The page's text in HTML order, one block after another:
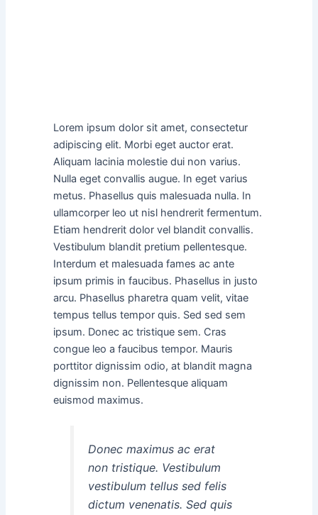
Lorem ipsum dolor sit amet, consectetur
adipiscing elit. Morbi eget auctor erat.
Aliquam lacinia molestie dui non varius.
Nulla eget convallis augue. In eget varius
metus. Phasellus quis malesuada nulla. In
ullamcorper leo ut nisl hendrerit fermentum.
Etiam hendrerit dolor vel blandit convallis.
Vestibulum blandit pretium pellentesque.
Interdum et malesuada fames ac ante
ipsum primis in faucibus. Phasellus in justo
arcu. Phasellus pharetra quam velit, vitae
tempus tellus tempor quis. Sed sed sem
ipsum. Donec ac tristique sem. Cras
congue leo a faucibus tempor. Mauris
porttitor dignissim odio, at blandit magna
dignissim non. Pellentesque aliquam
euismod maximus.
Donec maximus ac erat
non tristique. Vestibulum
vestibulum tellus sed felis
dictum venenatis. Sed quis